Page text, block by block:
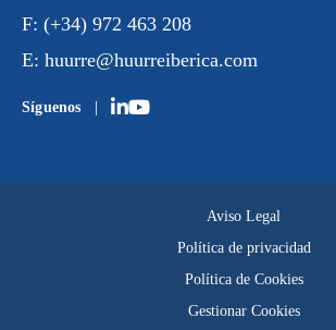
F: (+34) 972 463 208
E: huurre@huurreiberica.com
Síguenos
Aviso Legal
Política de privacidad
Política de Cookies
Gestionar Cookies